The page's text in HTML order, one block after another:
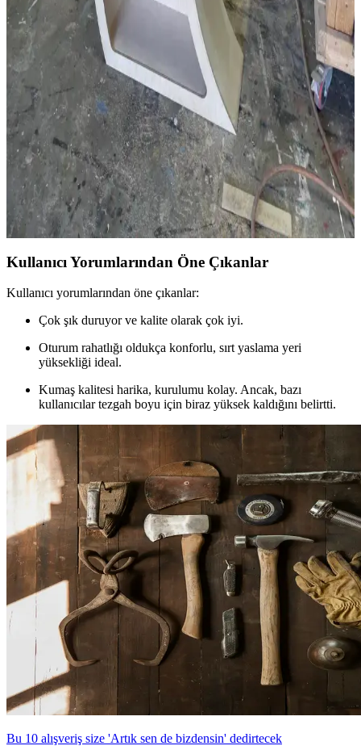
ve Yenileme Yöntemleri
Antika masaların restorasyonunda patina korunması ve yenileme
süreçleri ele alınarak, ahşap türleri, yüzey işlemleri ve cilalama
yöntemleri detaylandırılıyor. Doğru tekniklerle özgünlük ve
işlevsellik dengeleniyor.
Cheshire Cattywampus: Ahşap Raf Tasarımında
Kıvrımlı ve Asimetrik Yaratıcılık
Cheshire Cattywampus projesi, kıvrımlı ve asimetrik ahşap raf
tasarımıyla geleneksel mobilya anlayışını aşarak estetik ve
işlevselliği bir araya getiriyor. Malzeme seçimi ve yapım teknikleri
özgünlük katıyor.
Kullanıcı Yorumlarından Öne Çıkanlar
Kullanıcı yorumlarından öne çıkanlar:
Çok şık duruyor ve kalite olarak çok iyi.
Oturum rahatlığı oldukça konforlu, sırt yaslama yeri
yüksekliği ideal.
Kumaş kalitesi harika, kurulumu kolay. Ancak, bazı
kullanıcılar tezgah boyu için biraz yüksek kaldığını belirtti.
Bu 10 alışveriş size 'Artık sen de bizdensin' dedirtecek